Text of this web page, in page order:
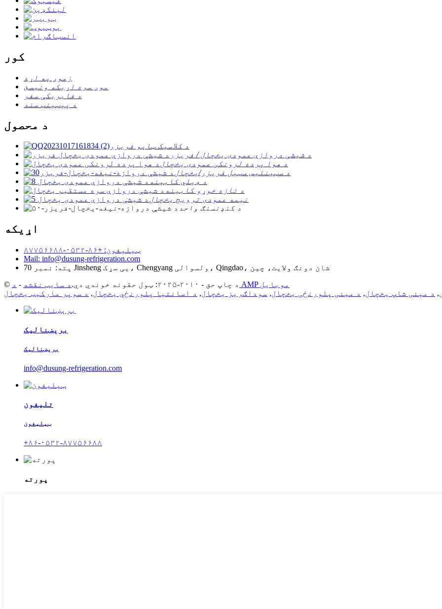
کور
زموږ په اړه
موږ سره اړیکه ونیسئ
د فابریکې سفر
د پیټینټ سند
د محصول
د کلاسیک ټاپو فریزر
د شیشې دروازې عمودی یخچال / فریزر
د هوا پرده لرونکی عمودی یخچال
د سټینلیس سټیل فریزر/یخچال
د ډیلي کابینه
د تازه خوړو کابینه
نیمه عمودی ترویج یخچال
د کنډنسنګ واحد
اړیکه
ټیلیفون: +۸۶-۰۵۳۲-۸۷۷۵۶۶۸۸
Mail: info@dusung-refrigeration.com
پته: نمبر 70 Jinsheng یی سړک، Chengyang ولسوالی، Qingdao، شان دونګ ولایت، چین
© د چاپ حق - ۲۰۱۰-۲۰۲۵: ټول حقونه خوندي دي.
د سایټ نقشه -
د AMP موبایل
, د مینی شاپ یخچال, د مینی پلورنځی یخچال, سوداګریز یخچال, د اسانتیا پلورنځي یخچال, د سوپر مارکیټ یخچال
برېښنالیک
برېښنالیک
info@dusung-refrigeration.com
تلیفون
ټیلیفون
+۸۶-۰۵۳۲-۸۷۷۵۶۶۸۸
پورته